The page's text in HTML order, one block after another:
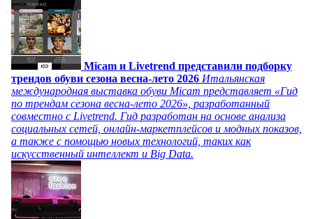
Micam и Livetrend представили подборку
трендов обуви сезона весна-лето 2026 Итальянская
международная выставка обуви Micam представляет «Гид
по трендам сезона весна-лето 2026», разработанный
совместно с Livetrend. Гид разработан на основе анализа
социальных сетей, онлайн-маркетплейсов и модных показов,
а также с помощью новых технологий, таких как
искусственный интеллект и Big Data.